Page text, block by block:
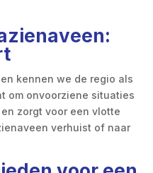
kennen we de regio als
om onvoorziene situaties
zorgt voor een vlotte
verhuist of naar